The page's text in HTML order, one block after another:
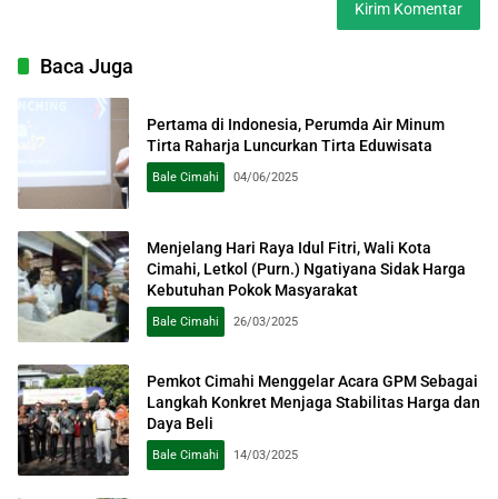
Baca Juga
Pertama di Indonesia, Perumda Air Minum
Tirta Raharja Luncurkan Tirta Eduwisata
Bale Cimahi 04/06/2025
Menjelang Hari Raya Idul Fitri, Wali Kota
Cimahi, Letkol (Purn.) Ngatiyana Sidak Harga
Kebutuhan Pokok Masyarakat
Bale Cimahi 26/03/2025
Pemkot Cimahi Menggelar Acara GPM Sebagai
Langkah Konkret Menjaga Stabilitas Harga dan
Daya Beli
Bale Cimahi 14/03/2025